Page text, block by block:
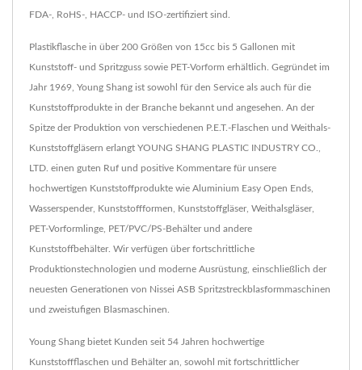
FDA-, RoHS-, HACCP- und ISO-zertifiziert sind.
Plastikflasche in über 200 Größen von 15cc bis 5 Gallonen mit
Kunststoff- und Spritzguss sowie PET-Vorform erhältlich. Gegründet im
Jahr 1969, Young Shang ist sowohl für den Service als auch für die
Kunststoffprodukte in der Branche bekannt und angesehen. An der
Spitze der Produktion von verschiedenen P.E.T.-Flaschen und Weithals-
Kunststoffgläsern erlangt YOUNG SHANG PLASTIC INDUSTRY CO.,
LTD. einen guten Ruf und positive Kommentare für unsere
hochwertigen Kunststoffprodukte wie Aluminium Easy Open Ends,
Wasserspender, Kunststoffformen, Kunststoffgläser, Weithalsgläser,
PET-Vorformlinge, PET/PVC/PS-Behälter und andere
Kunststoffbehälter. Wir verfügen über fortschrittliche
Produktionstechnologien und moderne Ausrüstung, einschließlich der
neuesten Generationen von Nissei ASB Spritzstreckblasformmaschinen
und zweistufigen Blasmaschinen.
Young Shang bietet Kunden seit 54 Jahren hochwertige
Kunststoffflaschen und Behälter an, sowohl mit fortschrittlicher